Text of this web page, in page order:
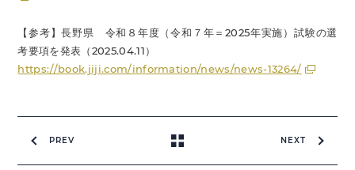
【参考】長野県 令和８年度（令和７年＝2025年実施）試験の選
考要項を発表（2025.04.11）
https://book.jiji.com/information/news/news-13264/
PREV NEXT